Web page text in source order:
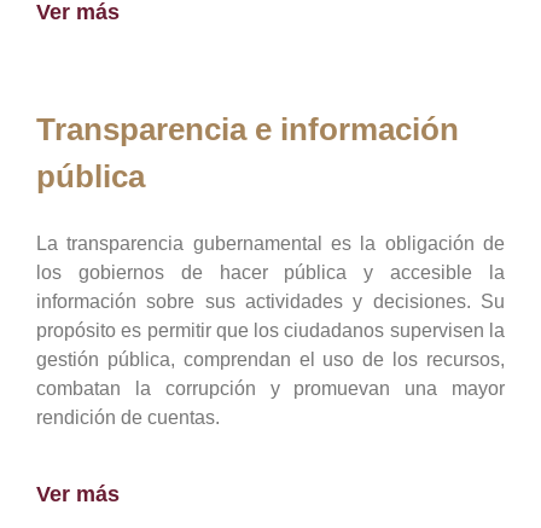
Ver más
Transparencia e información
pública
La transparencia gubernamental es la obligación de
los gobiernos de hacer pública y accesible la
información sobre sus actividades y decisiones. Su
propósito es permitir que los ciudadanos supervisen la
gestión pública, comprendan el uso de los recursos,
combatan la corrupción y promuevan una mayor
rendición de cuentas.
Ver más